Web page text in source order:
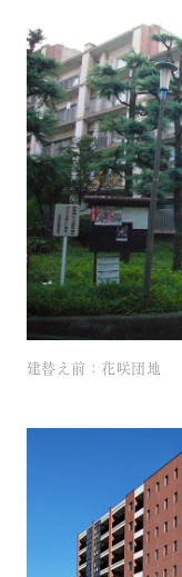
建替え前：花咲団地